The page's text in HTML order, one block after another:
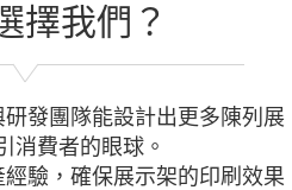
擇我們？
發團隊能設計出更多陳列展
消費者的眼球。
驗，確保展示架的印刷效果